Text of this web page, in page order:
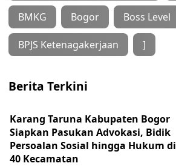
BMKG Bogor Boss Level
BPJS Ketenagakerjaan ]
Berita Terkini
Karang Taruna Kabupaten Bogor
Siapkan Pasukan Advokasi, Bidik
Persoalan Sosial hingga Hukum di
40 Kecamatan